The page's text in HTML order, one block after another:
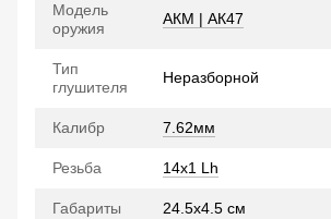
Модель
оружия
АКМ | АК47
Тип
глушителя
Неразборной
Калибр 7.62мм
Резьба 14x1 Lh
Габариты 24.5х4.5 см